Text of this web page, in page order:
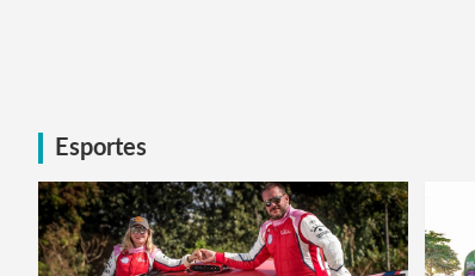
Esportes